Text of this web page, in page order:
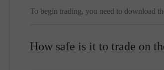
To begin trading, you need to download
How safe is it to trade on